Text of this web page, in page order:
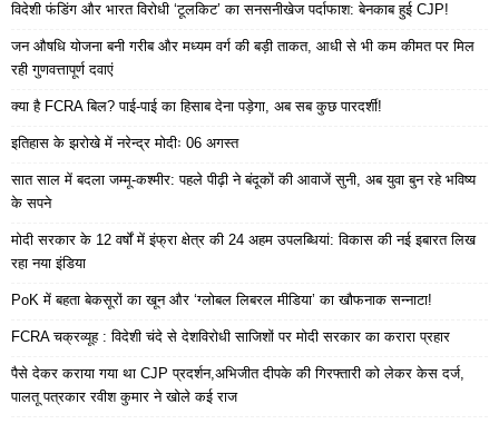
विदेशी फंडिंग और भारत विरोधी ‘टूलकिट’ का सनसनीखेज पर्दाफाश: बेनकाब हुई CJP!
जन औषधि योजना बनी गरीब और मध्यम वर्ग की बड़ी ताकत, आधी से भी कम कीमत पर मिल
रही गुणवत्तापूर्ण दवाएं
क्या है FCRA बिल? पाई-पाई का हिसाब देना पड़ेगा, अब सब कुछ पारदर्शी!
इतिहास के झरोखे में नरेन्द्र मोदीः 06 अगस्त
सात साल में बदला जम्मू-कश्मीर: पहले पीढ़ी ने बंदूकों की आवाजें सुनी, अब युवा बुन रहे भविष्य
के सपने
मोदी सरकार के 12 वर्षों में इंफ्रा क्षेत्र की 24 अहम उपलब्धियां: विकास की नई इबारत लिख
रहा नया इंडिया
PoK में बहता बेकसूरों का खून और ‘ग्लोबल लिबरल मीडिया’ का खौफनाक सन्नाटा!
FCRA चक्रव्यूह : विदेशी चंदे से देशविरोधी साजिशों पर मोदी सरकार का करारा प्रहार
पैसे देकर कराया गया था CJP प्रदर्शन,अभिजीत दीपके की गिरफ्तारी को लेकर केस दर्ज,
पालतू पत्रकार रवीश कुमार ने खोले कई राज